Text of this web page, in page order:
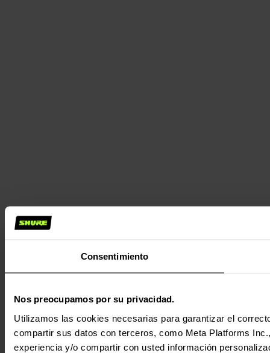
Consentimiento
Nos preocupamos por su privacidad.
Utilizamos las cookies necesarias para garantizar el
compartir sus datos con terceros, como Meta Platforms
experiencia y/o compartir con usted información